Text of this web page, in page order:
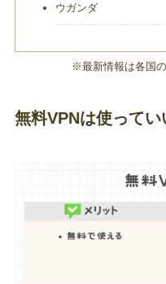
ウガンダ
※最新情報は各国
無料VPNは使ってい